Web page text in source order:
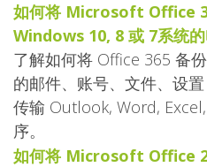
如何将 Microsoft Office
Windows 10, 8 或 7系统
了解如何将 Office 365 备
的邮件、账号、文件、设置
传输 Outlook, Word,
序。
如何将 Microsoft Office